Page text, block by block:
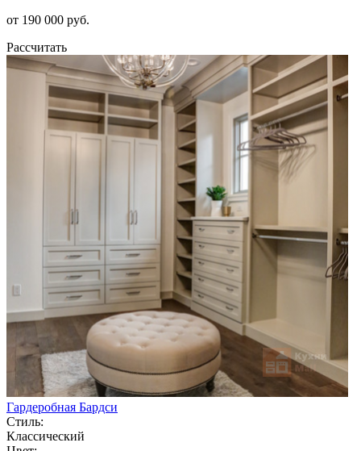
от 190 000 руб.
Рассчитать
Гардеробная Бардси
Стиль:
Классический